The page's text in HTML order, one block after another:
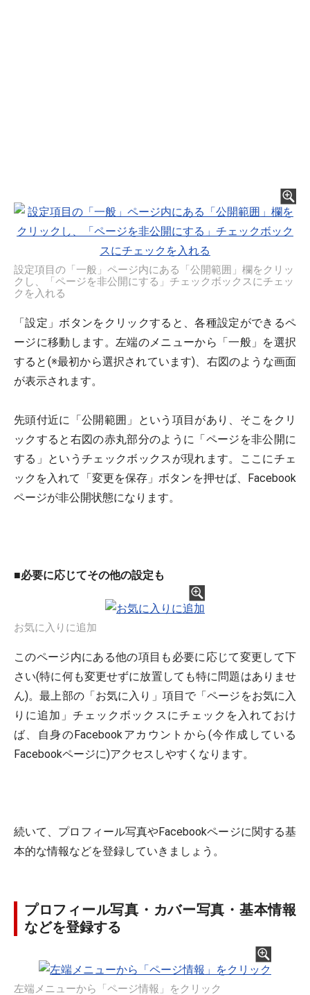
設定項目の「一般」ページ内にある「公開範囲」欄をクリッ
クし、「ページを非公開にする」チェックボックスにチェッ
クを入れる
「設定」ボタンをクリックすると、各種設定ができるペ
ージに移動します。左端のメニューから「一般」を選択
すると(※最初から選択されています)、右図のような画面
が表示されます。
先頭付近に「公開範囲」という項目があり、そこをクリ
ックすると右図の赤丸部分のように「ページを非公開に
する」というチェックボックスが現れます。ここにチェ
ックを入れて「変更を保存」ボタンを押せば、Facebook
ページが非公開状態になります。
■必要に応じてその他の設定も
お気に入りに追加
このページ内にある他の項目も必要に応じて変更して下
さい(特に何も変更せずに放置しても特に問題はありませ
ん)。最上部の「お気に入り」項目で「ページをお気に入
りに追加」チェックボックスにチェックを入れておけ
ば、自身のFacebookアカウントから(今作成している
Facebookページに)アクセスしやすくなります。
続いて、プロフィール写真やFacebookページに関する基
本的な情報などを登録していきましょう。
プロフィール写真・カバー写真・基本情報
などを登録する
左端メニューから「ページ情報」をクリック